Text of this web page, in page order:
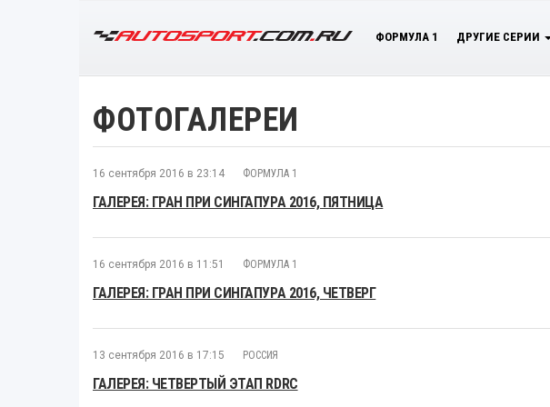
ФОРМУЛА 1 ДРУГИЕ СЕРИИ
ФОТОГАЛЕРЕИ
16 сентября 2016 в 23:14 ФОРМУЛА 1
ГАЛЕРЕЯ: ГРАН ПРИ СИНГАПУРА 2016, ПЯТНИЦА
16 сентября 2016 в 11:51 ФОРМУЛА 1
ГАЛЕРЕЯ: ГРАН ПРИ СИНГАПУРА 2016, ЧЕТВЕРГ
13 сентября 2016 в 17:15 РОССИЯ
ГАЛЕРЕЯ: ЧЕТВЕРТЫЙ ЭТАП RDRC